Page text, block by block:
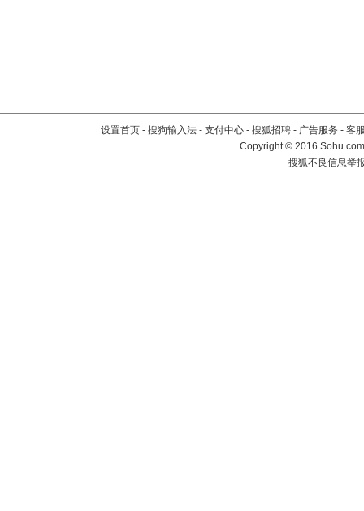
设置首页 - 搜狗输入法 - 支付中心 - 搜狐招聘 - 广告服务 - 客
Copyright©2016
搜狐不良信息举